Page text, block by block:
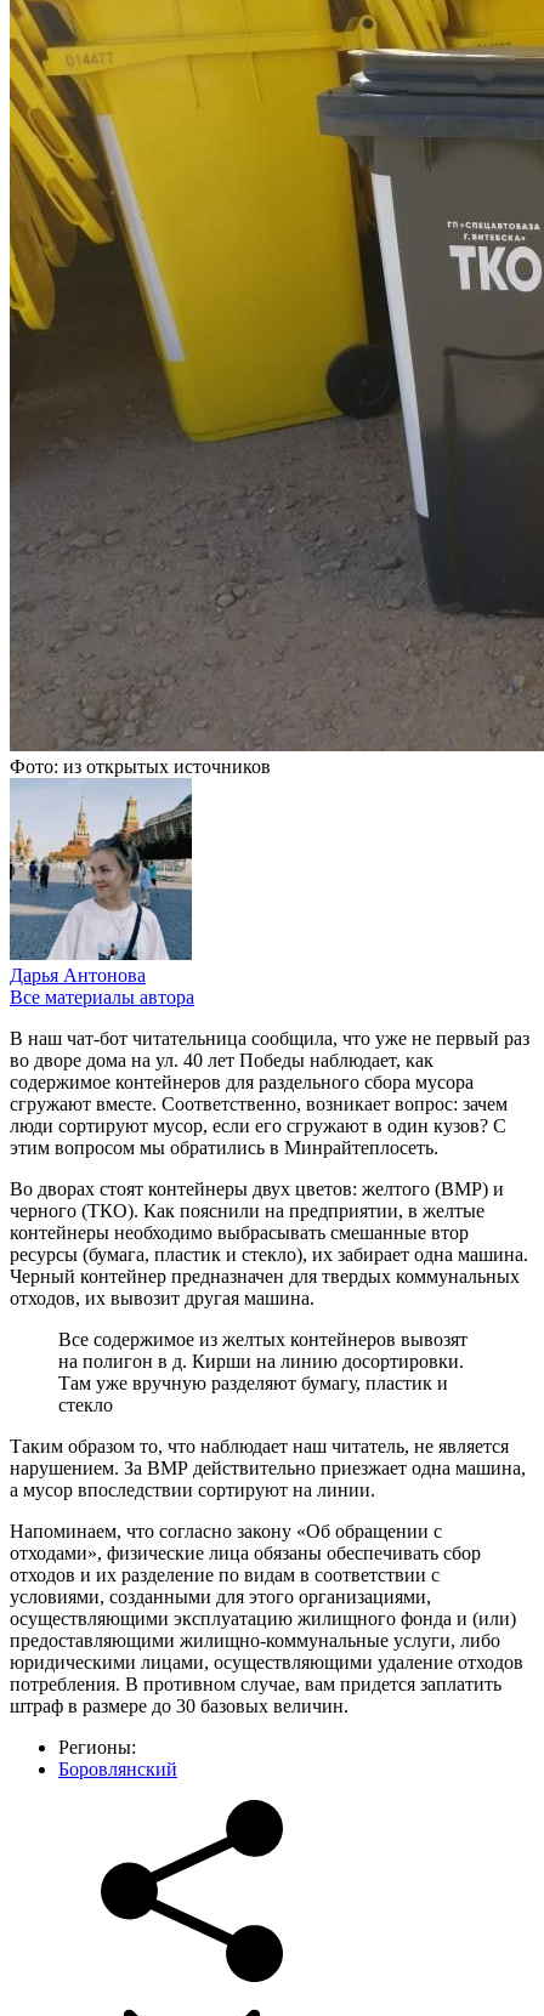
Фото: из открытых источников
Дарья Антонова
Все материалы автора
В наш чат-бот читательница сообщила, что уже не первый раз
во дворе дома на ул. 40 лет Победы наблюдает, как
содержимое контейнеров для раздельного сбора мусора
сгружают вместе. Соответственно, возникает вопрос: зачем
люди сортируют мусор, если его сгружают в один кузов? С
этим вопросом мы обратились в Минрайтеплосеть.
Во дворах стоят контейнеры двух цветов: желтого (ВМР) и
черного (ТКО). Как пояснили на предприятии, в желтые
контейнеры необходимо выбрасывать смешанные втор
ресурсы (бумага, пластик и стекло), их забирает одна машина.
Черный контейнер предназначен для твердых коммунальных
отходов, их вывозит другая машина.
Все содержимое из желтых контейнеров вывозят
на полигон в д. Кирши на линию досортировки.
Там уже вручную разделяют бумагу, пластик и
стекло
Таким образом то, что наблюдает наш читатель, не является
нарушением. За ВМР действительно приезжает одна машина,
а мусор впоследствии сортируют на линии.
Напоминаем, что согласно закону «Об обращении с
отходами», физические лица обязаны обеспечивать сбор
отходов и их разделение по видам в соответствии с
условиями, созданными для этого организациями,
осуществляющими эксплуатацию жилищного фонда и (или)
предоставляющими жилищно-коммунальные услуги, либо
юридическими лицами, осуществляющими удаление отходов
потребления. В противном случае, вам придется заплатить
штраф в размере до 30 базовых величин.
Регионы:
Боровлянский